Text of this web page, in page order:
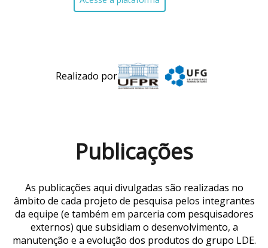
Realizado por
Publicações
As publicações aqui divulgadas são realizadas no
âmbito de cada projeto de pesquisa pelos integrantes
da equipe (e também em parceria com pesquisadores
externos) que subsidiam o desenvolvimento, a
manutenção e a evolução dos produtos do grupo LDE.